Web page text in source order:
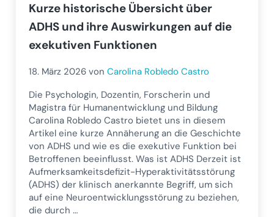
Kurze historische Übersicht über
ADHS und ihre Auswirkungen auf die
exekutiven Funktionen
18. März 2026 vonCarolina Robledo Castro
Die Psychologin, Dozentin, Forscherin und
Magistra für Humanentwicklung und Bildung
Carolina Robledo Castro bietet uns in diesem
Artikel eine kurze Annäherung an die Geschichte
von ADHS und wie es die exekutive Funktion bei
Betroffenen beeinflusst. Was ist ADHS Derzeit ist
Aufmerksamkeitsdefizit-Hyperaktivitätsstörung
(ADHS) der klinisch anerkannte Begriff, um sich
auf eine Neuroentwicklungsstörung zu beziehen,
die durch …